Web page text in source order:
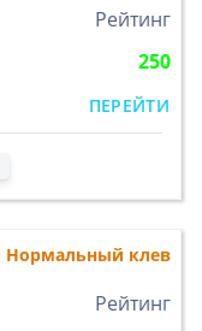
Рейтинг
250
ПЕРЕЙТИ
Нормальный клев
Рейтинг